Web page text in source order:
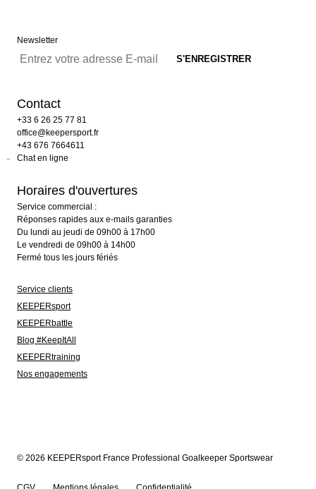
Newsletter
Contact
+33 6 26 25 77 81
office@keepersport.fr
+43 676 7664611
Chat en ligne
Horaires d'ouvertures
Service commercial :
Réponses rapides aux e-mails garanties
Du lundi au jeudi de 09h00 à 17h00
Le vendredi de 09h00 à 14h00
Fermé tous les jours fériés
Service clients
KEEPERsport
KEEPERbattle
Blog #KeepItAll
KEEPERtraining
Nos engagements
© 2026 KEEPERsport France Professional Goalkeeper Sportswear